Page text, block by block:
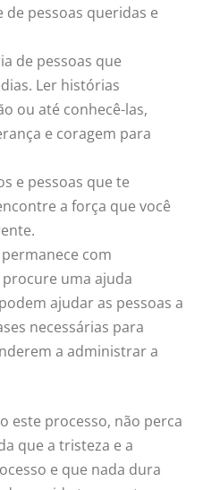
pessoas queridas e
de pessoas que
Ler histórias
ou até conhecê-las,
e coragem para
e pessoas que te
a força que você
com
uma ajuda
ajudar as pessoas a
necessárias para
a administrar a
este processo, não perca
que a tristeza e a
e que nada dura